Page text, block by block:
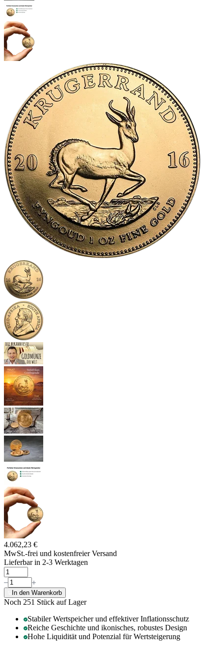
4.062,23 €
MwSt.-frei und kostenfreier Versand
Lieferbar in 2-3 Werktagen
In den Warenkorb
Noch 251 Stück auf Lager
Stabiler Wertspeicher und effektiver Inflationsschutz
Reiche Geschichte und ikonisches, robustes Design
Hohe Liquidität und Potenzial für Wertsteigerung